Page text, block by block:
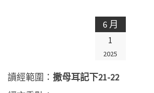
6 月
1
2025
讀經範圍： 撒母耳記下21-22